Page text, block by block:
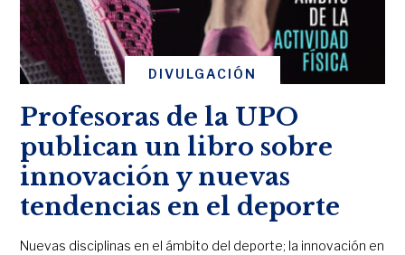
DIVULGACIÓN
Profesoras de la UPO
publican un libro sobre
innovación y nuevas
tendencias en el deporte
Nuevas disciplinas en el ámbito del deporte; la innovación en